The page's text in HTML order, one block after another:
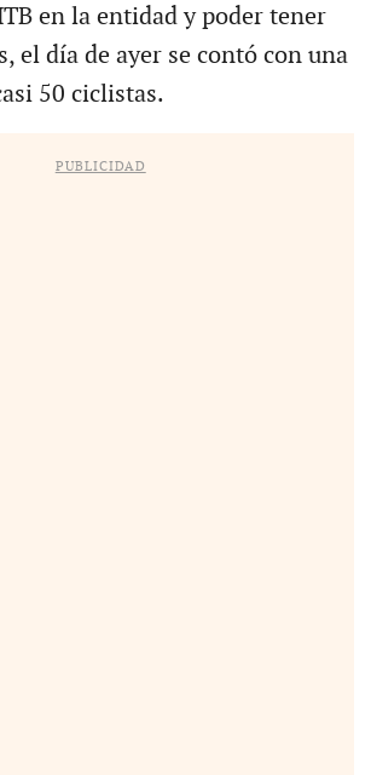
en la entidad y poder tener
el día de ayer se contó con una
50 ciclistas.
PUBLICIDAD